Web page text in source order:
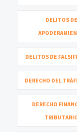
DELITOS DE
DELITOS DE
DERECHO DEL
DERECHO